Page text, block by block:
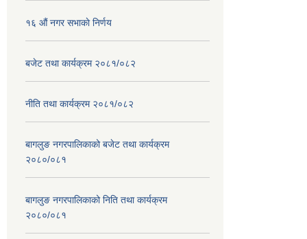
१६ ‌औं नगर सभाकाे निर्णय
बजेट तथा कार्यक्रम २०८१/०८२
नीति तथा कार्यक्रम २०८१/०८२
बागलुङ नगरपालिकाको बजेट तथा कार्यक्रम
२०८०/०८१
बागलुङ नगरपालिकाको निति तथा कार्यक्रम
२०८०/०८१